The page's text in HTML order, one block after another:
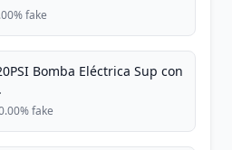
fake
Bomba Eléctrica Sup con
fake